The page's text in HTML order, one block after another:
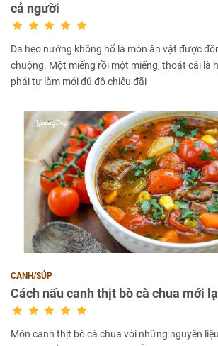
cả người
Da heo nướng không hổ là món ăn vặt được
chuộng. Một miếng rồi một miếng, thoát cái là
phải tự làm mới đủ đô chiêu đãi
CANH/SÚP
Cách nấu canh thịt bò cà chua mới
Món canh thịt bò cà chua với những nguyên